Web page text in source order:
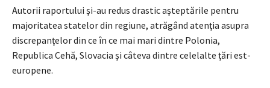
Autorii raportului şi-au redus drastic aşteptările pentru
majoritatea statelor din regiune, atrăgând atenţia asupra
discrepanţelor din ce în ce mai mari dintre Polonia,
Republica Cehă, Slovacia şi câteva dintre celelalte ţări est-
europene.